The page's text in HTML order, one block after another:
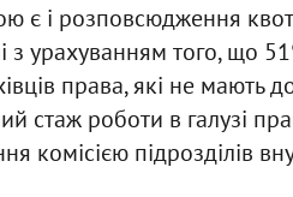
є і розповсюдження
з урахуванням того, що
права, які не мають
стаж роботи в галузі
комісією підрозділів